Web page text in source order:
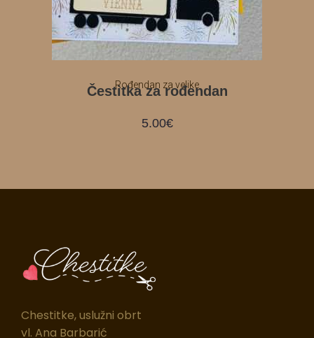
Rođendan za velike
Čestitka za rođendan
5.00€
Chestitke, uslužni obrt
vl. Ana Barbarić